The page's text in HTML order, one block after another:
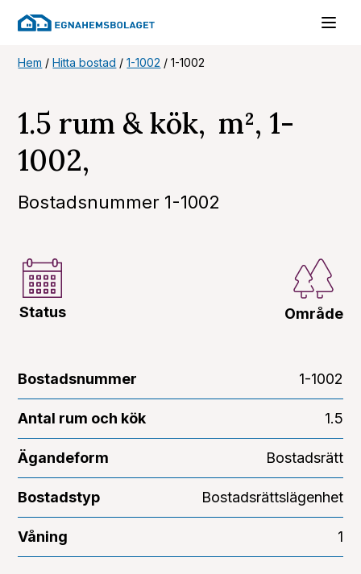
Hem /Hitta bostad /1-1002 /1-1002
1.5 rum & kök, m², 1-
1002,
Bostadsnummer 1-1002
Status Område
Bostadsnummer 1-1002
Antal rum och kök 1.5
Ägandeform Bostadsrätt
Bostadstyp Bostadsrättslägenhet
Våning 1